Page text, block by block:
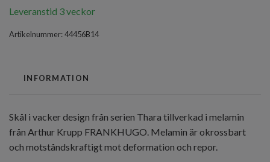
Leveranstid 3 veckor
Artikelnummer:44456B14
INFORMATION
Skål i vacker design från serien Thara tillverkad i melamin
från Arthur Krupp FRANKHUGO. Melamin är okrossbart
och motståndskraftigt mot deformation och repor.